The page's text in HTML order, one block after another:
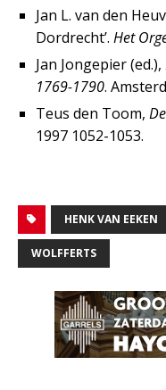
Jan L. van den
Dordrecht’. Het
Jan Jongepier (ed.),
1769-1790.
Teus den Toom,
1997 1052-1053.
HENK VAN EEKEN
WOLFFERTS